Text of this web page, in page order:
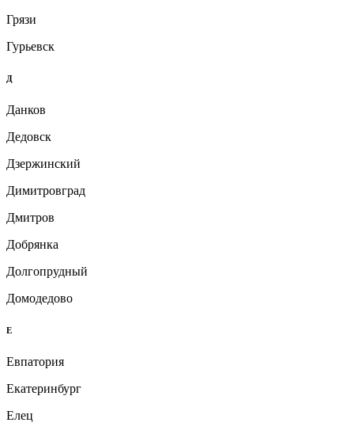
Грязи
Гурьевск
Д
Данков
Дедовск
Дзержинский
Димитровград
Дмитров
Добрянка
Долгопрудный
Домодедово
Е
Евпатория
Екатеринбург
Елец